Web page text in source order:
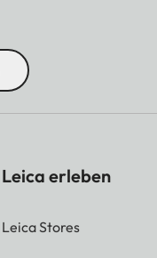
Leica erleben
Leica Stores